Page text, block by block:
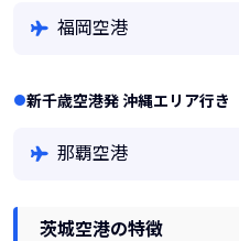
福岡空港
新千歳空港発 沖縄エリア行き
那覇空港
茨城空港の特徴